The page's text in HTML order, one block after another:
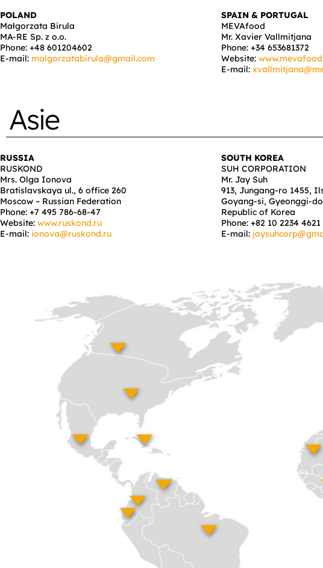
POLAND
Małgorzata Birula
MA-RE Sp. z o.o.
Phone: +48 601204602
E-mail: malgorzatabirula@gmail.com
SPAIN & PORTUGAL
MEVAfood
Mr. Xavier Vallmitjana
Phone: +34 653681372
Website:
E-mail:
Asie
RUSSIA
RUSKOND
Mrs. Olga Ionova
Bratislavskaya ul., 6 office 260
Moscow – Russian Federation
Phone: +7 495 786-68-47
Website: www.ruskond.ru
E-mail: ionova@ruskond.ru
SOUTH KOREA
SUH CORPORATION
Mr. Jay Suh
913, Jungang-ro 1455,
Goyang-si, Gyeonggi-do
Republic of Korea
Phone: +82 10 2234 4621
E-mail: